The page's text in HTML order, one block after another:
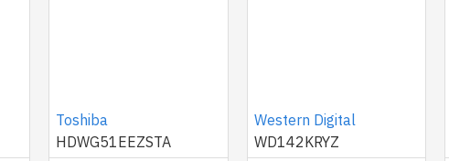
Toshiba
HDWG51EEZSTA
Western Digital
WD142KRYZ